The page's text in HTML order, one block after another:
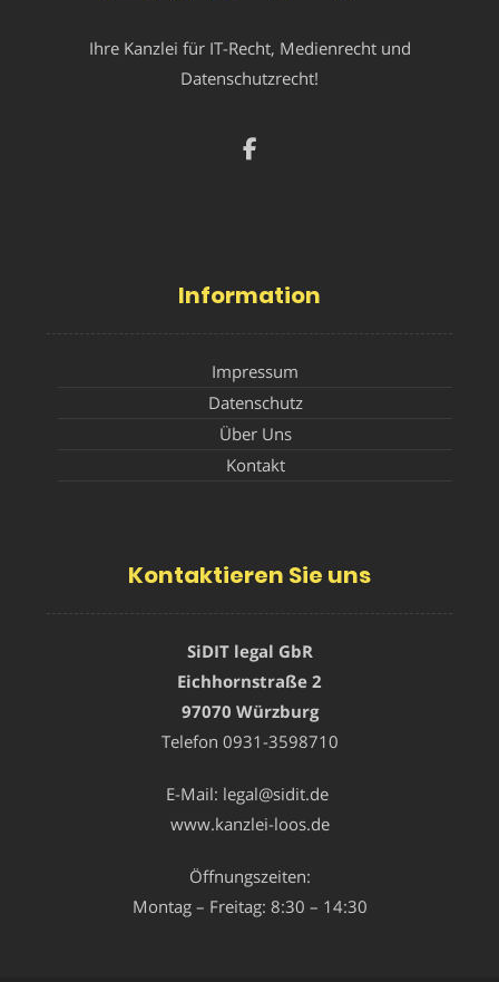
Ihre Kanzlei für IT-Recht, Medienrecht und
Datenschutzrecht!
Information
Impressum
Datenschutz
Über Uns
Kontakt
Kontaktieren Sie uns
SiDIT legal GbR
Eichhornstraße 2
97070 Würzburg
Telefon 0931-3598710
E-Mail: legal@sidit.de
www.kanzlei-loos.de
Öffnungszeiten:
Montag – Freitag: 8:30 – 14:30